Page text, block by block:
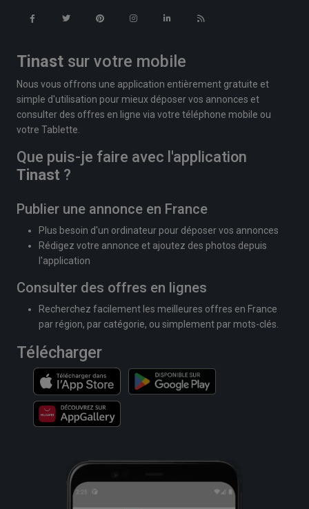
Tinast sur votre mobile
Nous vous offrons une application entièrement gratuite et
simple d'utilisation pour mieux déposer vos annonces et
consulter des offres en ligne via votre téléphone mobile ou
votre Tablette.
Que puis-je faire avec l'application
Tinast ?
Publier une annonce en France
Plus besoin d'un ordinateur pour déposer vos annonces
Rédigez votre annonce et ajoutez des photos depuis
l'application
Consulter des offres en lignes
Recherchez facilement les meilleures offres en France
par région, par catégorie, ou simplement par mots-clés.
Télécharger